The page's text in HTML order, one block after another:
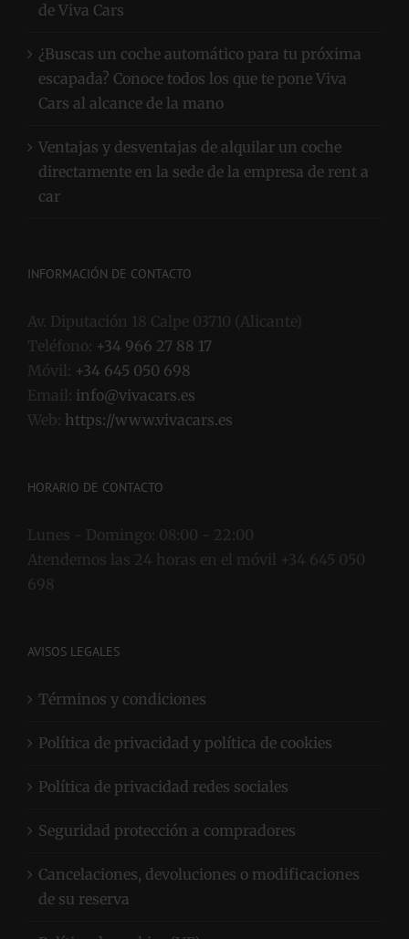
de Viva Cars
¿Buscas un coche automático para tu próxima
escapada? Conoce todos los que te pone Viva
Cars al alcance de la mano
Ventajas y desventajas de alquilar un coche
directamente en la sede de la empresa de rent a
car
INFORMACIÓN DE CONTACTO
Av. Diputación 18 Calpe 03710 (Alicante)
Teléfono: +34 966 27 88 17
Móvil: +34 645 050 698
Email: info@vivacars.es
Web: https://www.vivacars.es
HORARIO DE CONTACTO
Lunes - Domingo: 08:00 - 22:00
Atendemos las 24 horas en el móvil +34 645 050
698
AVISOS LEGALES
Términos y condiciones
Política de privacidad y política de cookies
Política de privacidad redes sociales
Seguridad protección a compradores
Cancelaciones, devoluciones o modificaciones
de su reserva